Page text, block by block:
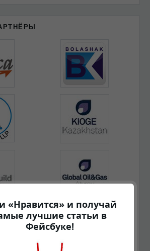
«Нравится» и получай
лучшие статьи в
Фейсбуке!